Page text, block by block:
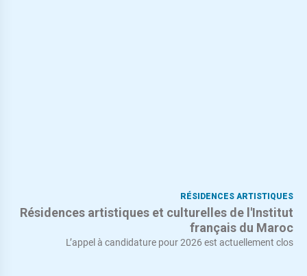
RÉSIDENCES ARTISTIQUES
Résidences artistiques et culturelles de l'Institut
français du Maroc
L’appel à candidature pour 2026 est actuellement clos